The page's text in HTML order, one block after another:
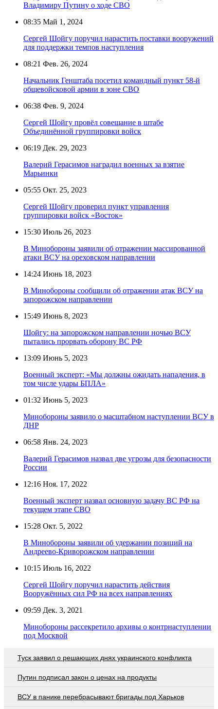
Владимиру Путину о ходе СВО
08:35 Май 1, 2024
Сергей Шойгу поручил нарастить поставки вооружений
для поддержки темпов наступления
08:21 Фев. 26, 2024
Начальник Генштаба посетил командный пункт 58-й
общевойсковой армии в зоне СВО
06:38 Фев. 9, 2024
Сергей Шойгу провёл совещание в штабе
Объединённой группировки войск
06:19 Дек. 29, 2023
Валерий Герасимов наградил военных за взятие
Марьинки
05:55 Окт. 25, 2023
Сергей Шойгу проверил пункт управления
группировки войск «Восток»
15:30 Июль 26, 2023
В Минобороны заявили об отражении массированной
атаки ВСУ на ореховском направлении
14:24 Июнь 18, 2023
В Минобороны сообщили об отражении атак ВСУ на
запорожском направлении
15:49 Июнь 8, 2023
Шойгу: на запорожском направлении ночью ВСУ
пытались прорвать оборону ВС РФ
13:09 Июнь 5, 2023
Военный эксперт: «Мы должны ожидать нападения, в
том числе удары БПЛА»
01:32 Июнь 5, 2023
Минобороны заявило о масштабном наступлении ВСУ в
ДНР
06:58 Янв. 24, 2023
Валерий Герасимов назвал две угрозы для безопасности
России
12:16 Ноя. 17, 2022
Военный эксперт назвал основную задачу ВС РФ на
текущем этапе СВО
15:28 Окт. 5, 2022
В Минобороны заявили об удержании позиций на
Андреево-Криворожском направлении
10:15 Июль 16, 2022
Сергей Шойгу поручил нарастить действия
Вооружённых сил РФ на всех направлениях
09:59 Дек. 3, 2021
Минобороны рассекретило архивы о контрнаступлении
под Москвой
Туск заявил о решающих днях украинского конфликта
Путин подписал закон о ценах на продукты
ВСУ в панике перебрасывают бригады под Харьков